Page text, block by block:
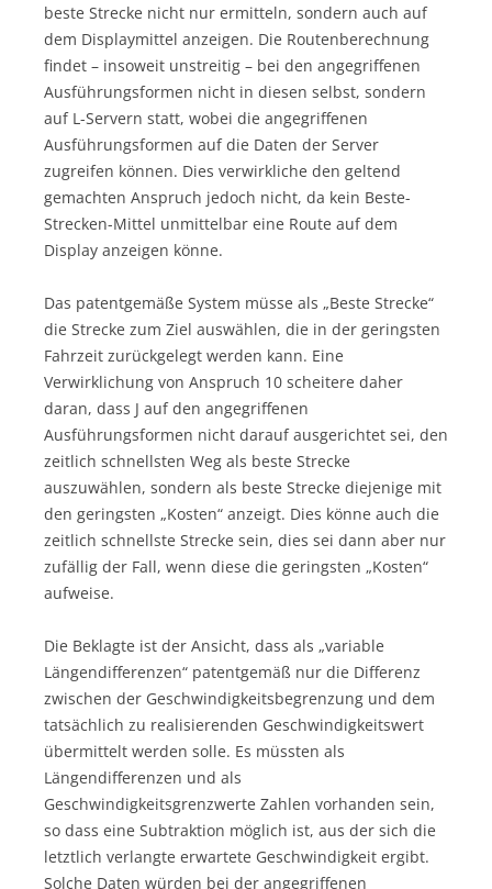
beste Strecke nicht nur ermitteln, sondern auch auf
dem Displaymittel anzeigen. Die Routenberechnung
findet – insoweit unstreitig – bei den angegriffenen
Ausführungsformen nicht in diesen selbst, sondern
auf L-Servern statt, wobei die angegriffenen
Ausführungsformen auf die Daten der Server
zugreifen können. Dies verwirkliche den geltend
gemachten Anspruch jedoch nicht, da kein Beste-
Strecken-Mittel unmittelbar eine Route auf dem
Display anzeigen könne.
Das patentgemäße System müsse als „Beste Strecke“
die Strecke zum Ziel auswählen, die in der geringsten
Fahrzeit zurückgelegt werden kann. Eine
Verwirklichung von Anspruch 10 scheitere daher
daran, dass J auf den angegriffenen
Ausführungsformen nicht darauf ausgerichtet sei, den
zeitlich schnellsten Weg als beste Strecke
auszuwählen, sondern als beste Strecke diejenige mit
den geringsten „Kosten“ anzeigt. Dies könne auch die
zeitlich schnellste Strecke sein, dies sei dann aber nur
zufällig der Fall, wenn diese die geringsten „Kosten“
aufweise.
Die Beklagte ist der Ansicht, dass als „variable
Längendifferenzen“ patentgemäß nur die Differenz
zwischen der Geschwindigkeitsbegrenzung und dem
tatsächlich zu realisierenden Geschwindigkeitswert
übermittelt werden solle. Es müssten als
Längendifferenzen und als
Geschwindigkeitsgrenzwerte Zahlen vorhanden sein,
so dass eine Subtraktion möglich ist, aus der sich die
letztlich verlangte erwartete Geschwindigkeit ergibt.
Solche Daten würden bei der angegriffenen